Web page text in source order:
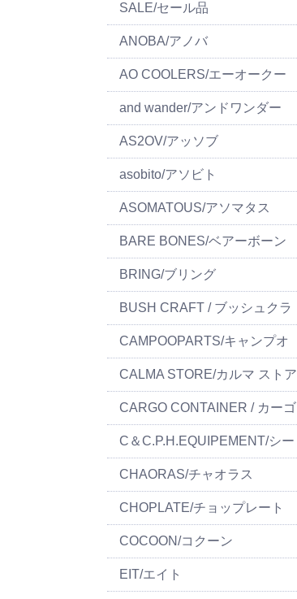
SALE/セール品
ANOBA/アノバ
AO COOLERS/エーオークー
ラーズ
and wander/アンドワンダー
AS2OV/アッソブ
asobito/アソビト
ASOMATOUS/アソマタス
BARE BONES/ベアーボーン
ズ
BRING/ブリング
BUSH CRAFT / ブッシュクラ
フト
CAMPOOPARTS/キャンプオ
ーパーツ
CALMA STORE/カルマ ストア
CARGO CONTAINER / カーゴ
コンテナ
C＆C.P.H.EQUIPEMENT/シー
&シー.ピー.エイチ イクイップ
メント
CHAORAS/チャオラス
CHOPLATE/チョップレート
COCOON/コクーン
EIT/エイト